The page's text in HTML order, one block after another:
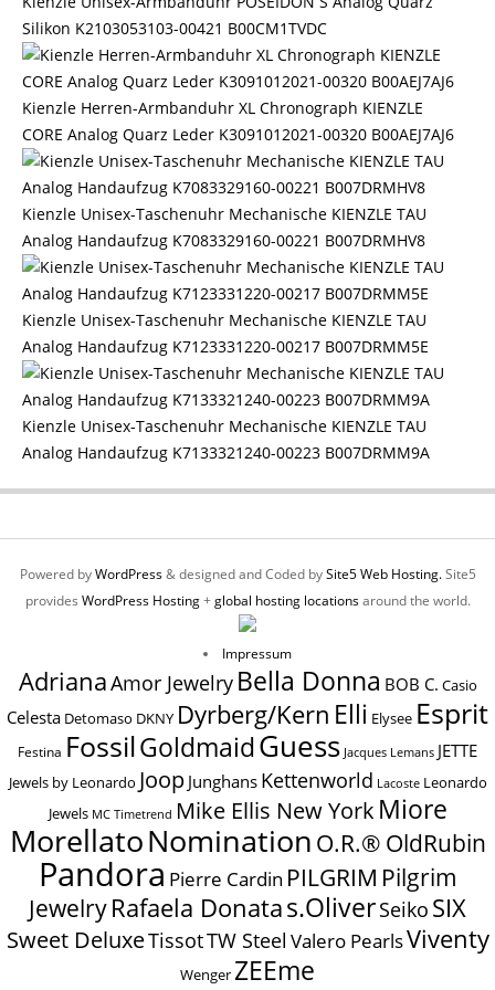
Silikon K2103053103-00421 B00CM1TVDC
Kienzle Herren-Armbanduhr XL Chronograph KIENZLE
CORE Analog Quarz Leder K3091012021-00320 B00AEJ7AJ6
Kienzle Unisex-Taschenuhr Mechanische KIENZLE TAU
Analog Handaufzug K7083329160-00221 B007DRMHV8
Kienzle Unisex-Taschenuhr Mechanische KIENZLE TAU
Analog Handaufzug K7123331220-00217 B007DRMM5E
Kienzle Unisex-Taschenuhr Mechanische KIENZLE TAU
Analog Handaufzug K7133321240-00223 B007DRMM9A
Powered byWordPress& designed and Coded bySite5 Web Hosting.Site5
provides WordPress Hosting+global hosting locationsaround the world.
Impressum
AdrianaAmor Jewelry Bella Donna BOB C. Casio
Celesta Detomaso DKNY Dyrberg/Kern Elli Elysee Esprit
Festina FossilGoldmaidGuess Jacques Lemans JETTE
Jewels by Leonardo Joop Junghans Kettenworld Lacoste Leonardo
Jewels MC Timetrend Mike Ellis New York Miore
MorellatoNomination O.R.® OldRubin
Pandora Pierre Cardin PILGRIM Pilgrim
JewelryRafaela Donatas.OliverSeiko SIX
Sweet DeluxeTissotTW Steel Valero PearlsViventy
Wenger ZEEme